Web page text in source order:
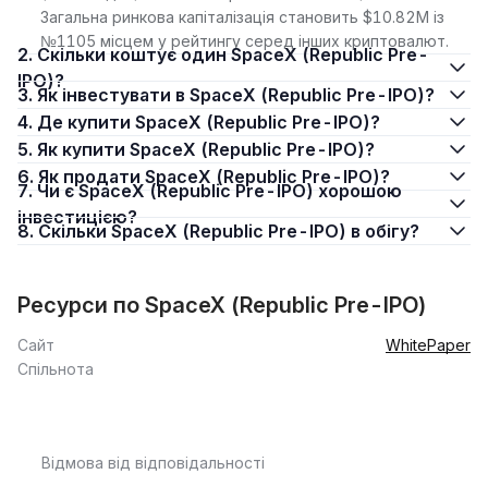
Загальна ринкова капіталізація становить $10.82M із
№1105 місцем у рейтингу серед інших криптовалют.
2. Скільки коштує один SpaceX (Republic Pre-
IPO)?
3. Як інвестувати в SpaceX (Republic Pre-IPO)?
4. Де купити SpaceX (Republic Pre-IPO)?
5. Як купити SpaceX (Republic Pre-IPO)?
6. Як продати SpaceX (Republic Pre-IPO)?
7. Чи є SpaceX (Republic Pre-IPO) хорошою
інвестицією?
8. Скільки SpaceX (Republic Pre-IPO) в обігу?
Ресурси по SpaceX (Republic Pre-IPO)
Сайт
WhitePaper
Спільнота
Відмова від відповідальності